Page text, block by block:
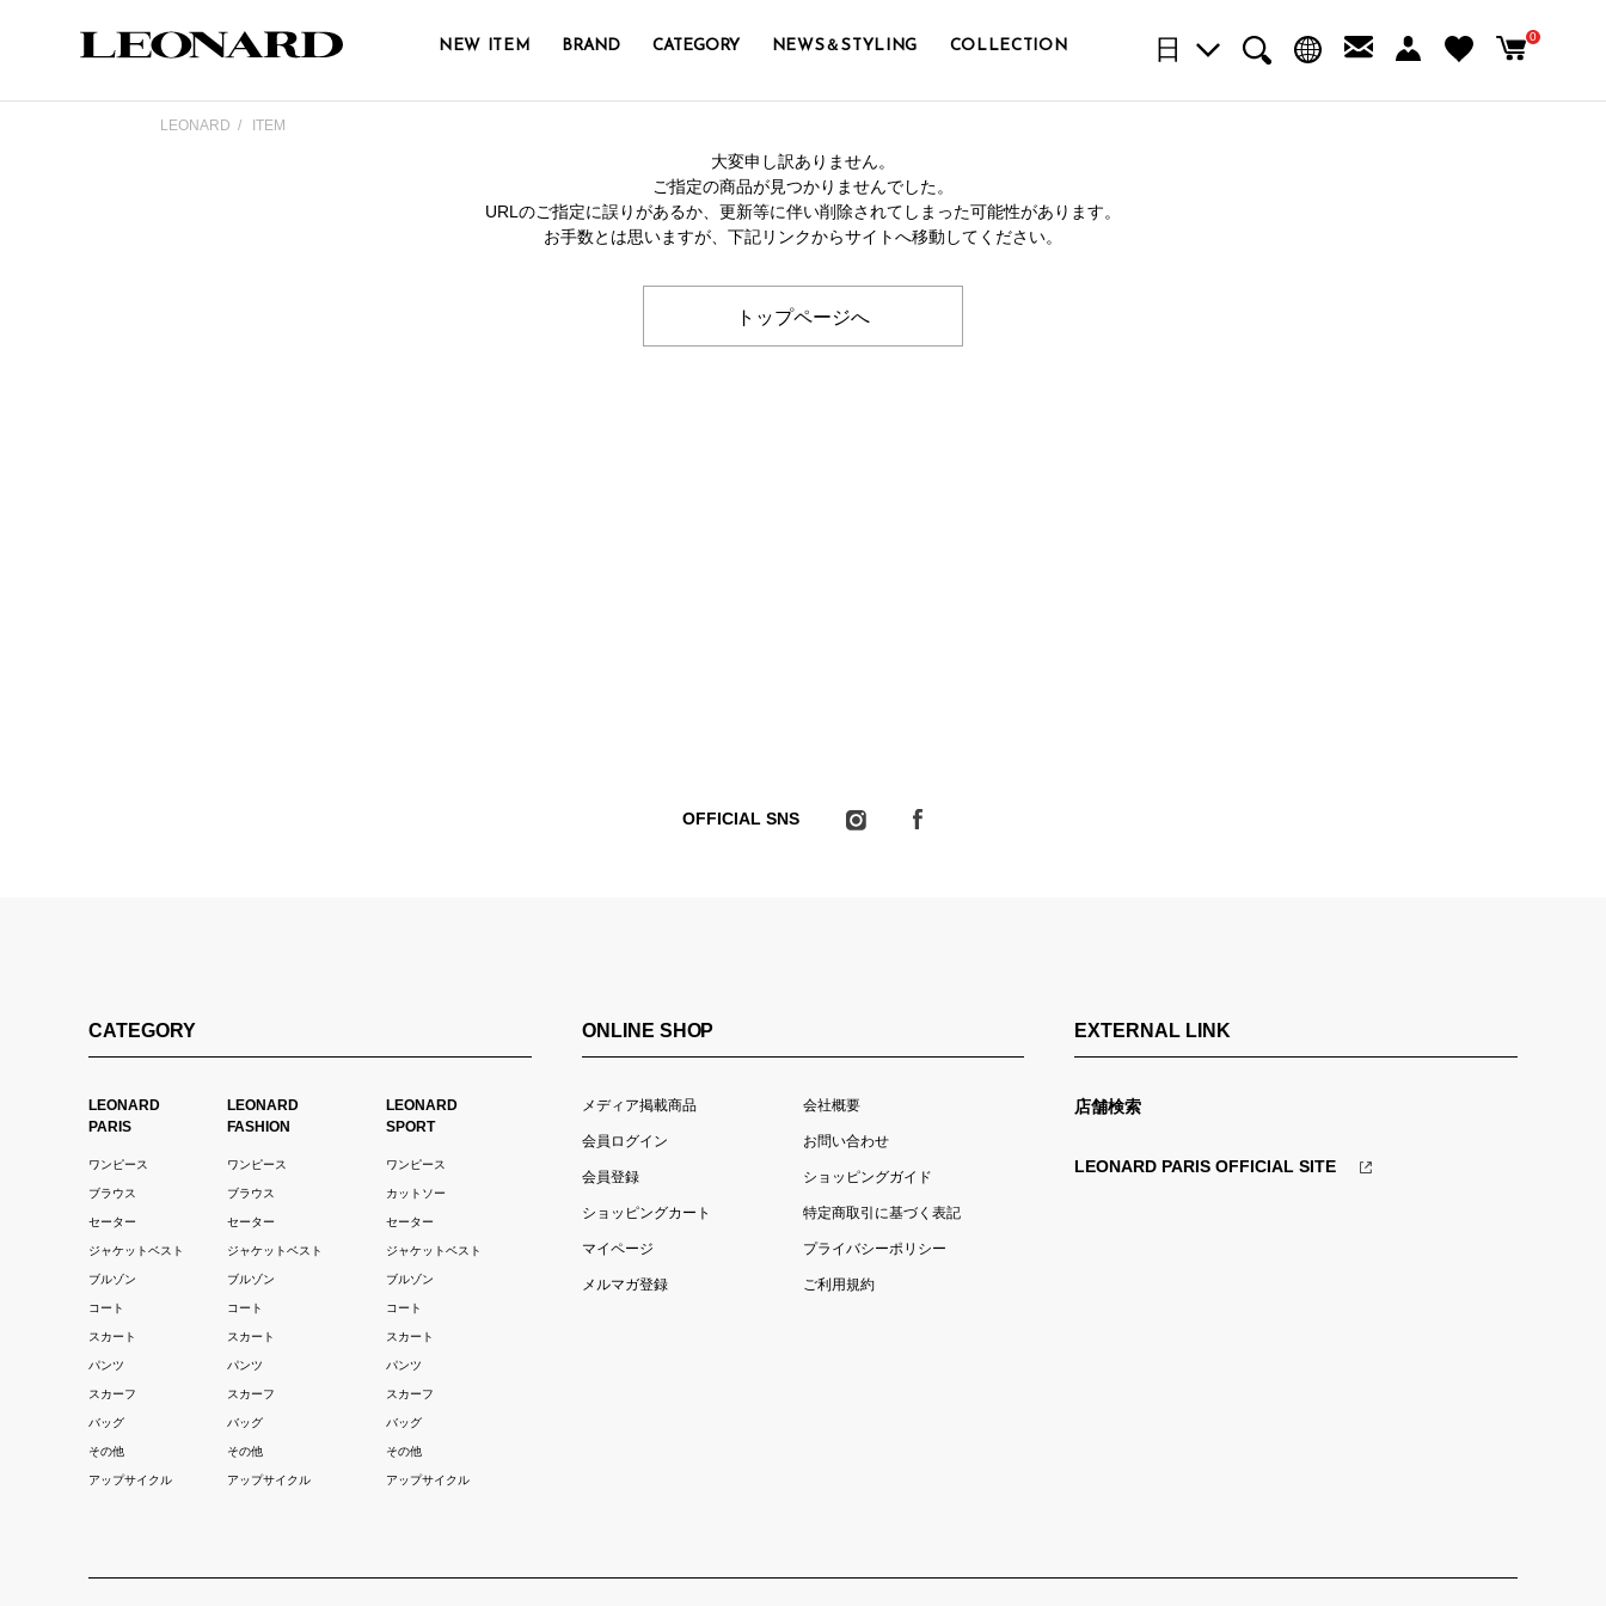
NEW ITEM BRAND CATEGORY NEWS＆STYLING COLLECTION 日 0
LEONARD ITEM
大変申し訳ありません。
ご指定の商品が見つかりませんでした。
URLのご指定に誤りがあるか、更新等に伴い削除されてしまった可能性があります。
お手数とは思いますが、下記リンクからサイトへ移動してください。
トップページへ
OFFICIAL SNS
CATEGORY
LEONARD
PARIS
ワンピース
ブラウス
セーター
ジャケットベスト
ブルゾン
コート
スカート
パンツ
スカーフ
バッグ
その他
アップサイクル
LEONARD
FASHION
ワンピース
ブラウス
セーター
ジャケットベスト
ブルゾン
コート
スカート
パンツ
スカーフ
バッグ
その他
アップサイクル
LEONARD
SPORT
ワンピース
カットソー
セーター
ジャケットベスト
ブルゾン
コート
スカート
パンツ
スカーフ
バッグ
その他
アップサイクル
ONLINE SHOP
メディア掲載商品
会員ログイン
会員登録
ショッピングカート
マイページ
メルマガ登録
会社概要
お問い合わせ
ショッピングガイド
特定商取引に基づく表記
プライバシーポリシー
ご利用規約
EXTERNAL LINK
店舗検索
LEONARD PARIS OFFICIAL SITE